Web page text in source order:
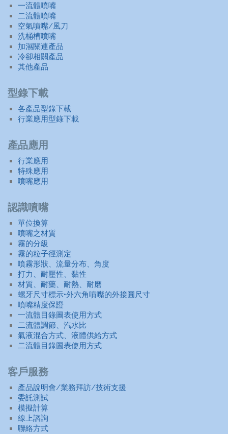
一流體噴嘴
二流體噴嘴
空氣噴嘴/風刀
洗桶槽噴嘴
加濕關連產品
冷卻相關產品
其他產品
型錄下載
各產品型錄下載
行業應用型錄下載
產品應用
行業應用
特殊應用
噴嘴應用
認識噴嘴
單位換算
噴嘴之材質
霧的分級
霧的粒子徑測定
噴霧形狀、流量分布、角度
打力、耐壓性、黏性
材質、耐藥、耐熱、耐磨
螺牙尺寸標示•外六角噴嘴的外接圓尺寸
噴嘴精度保證
一流體目錄圖表使用方式
二流體調節、汽水比
氣液混合方式、液體供給方式
二流體目錄圖表使用方式
客戶服務
產品說明會/業務拜訪/技術支援
委託測試
模擬計算
線上諮詢
聯絡方式